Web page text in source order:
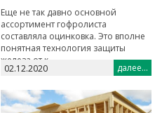
Еще не так давно основной
ассортимент гофролиста
составляла оцинковка. Это вполне
понятная технология защиты
железа от к...
02.12.2020 далее...